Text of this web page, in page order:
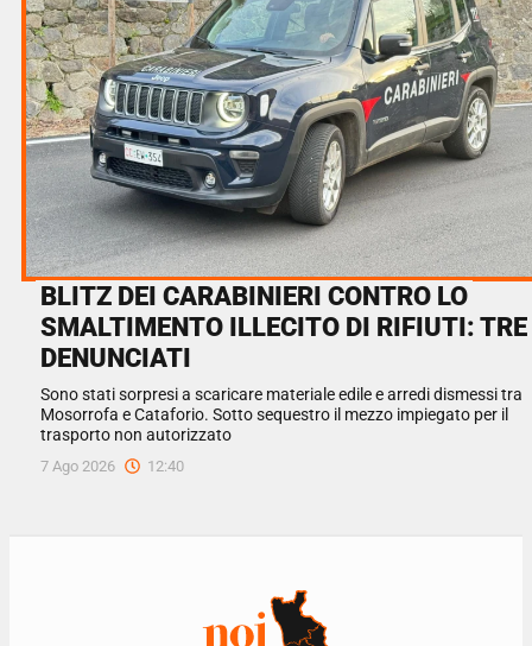
BLITZ DEI CARABINIERI CONTRO LO
SMALTIMENTO ILLECITO DI RIFIUTI: TRE
DENUNCIATI
Sono stati sorpresi a scaricare materiale edile e arredi dismessi tra
Mosorrofa e Cataforio. Sotto sequestro il mezzo impiegato per il
trasporto non autorizzato
7 Ago 2026 12:40